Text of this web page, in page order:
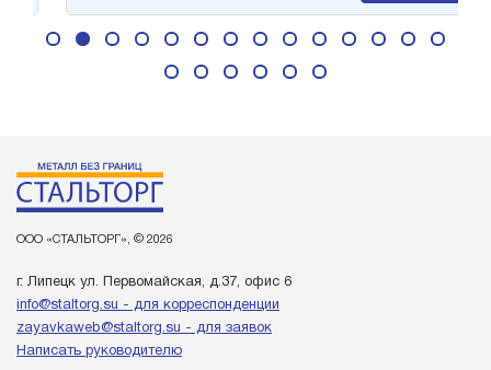
ООО «СТАЛЬТОРГ», © 2026
г. Липецк ул. Первомайская, д.37, офис 6
info@staltorg.su - для корреспонденции
zayavkaweb@staltorg.su - для заявок
Написать руководителю